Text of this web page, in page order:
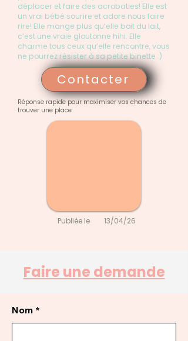
déplacer et faire des acrobaties! Elle est
un vrai bébé sourire et adore nous faire
rire! Elle mange plus qu’elle boit du lait,
c’est une vraie gloutonne hihi. Elle
charme tous ceux qu’elle rencontre, vous
ne pourrez résister à sa petite binette :)
Contacter
Réponse rapide pour maximiser vos chances de
trouver une place
Publiée le 13/04/26
Faire une demande
Nom